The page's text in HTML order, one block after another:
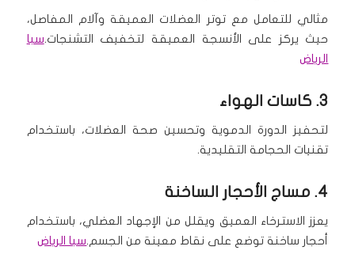
مثالي للتعامل مع توتر العضلات العميقة وآلام المفاصل،
حيث يركز على الأنسجة العميقة لتخفيف التشنجات.سبا
الرياض
3. كاسات الهواء
لتحفيز الدورة الدموية وتحسين صحة العضلات، باستخدام
تقنيات الحجامة التقليدية.
4. مساج الأحجار الساخنة
يعزز الاسترخاء العميق ويقلل من الإجهاد العضلي، باستخدام
أحجار ساخنة توضع على نقاط معينة من الجسم.سبا الرياض